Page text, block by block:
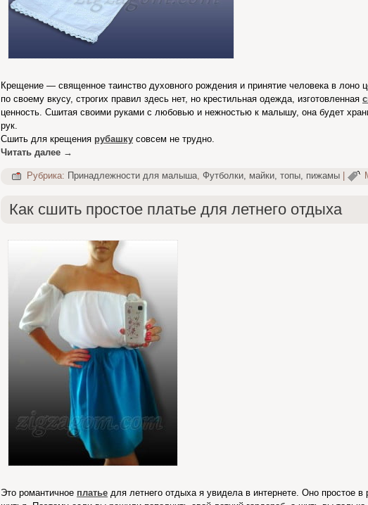
Крещение — священное таинство духовного рождения и принятие человека в лоно
по своему вкусу, строгих правил здесь нет, но крестильная одежда, изготовленная
ценность. Сшитая своими руками с любовью и нежностью к малышу, она будет
рук.
Сшить для крещения рубашку совсем не трудно.
Читать далее →
Рубрика: Принадлежности для малыша, Футболки, майки, топы, пижамы
Как сшить простое платье для летнего отдыха
Это романтичное платье для летнего отдыха я увидела в интернете. Оно простое